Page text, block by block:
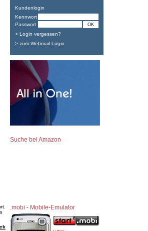
Kundenlogin
Kennwort
Passwort
> Login vergessen?
> zum Webmail Login
Suche bei Amazon
.mobi - Mobile-Emulator